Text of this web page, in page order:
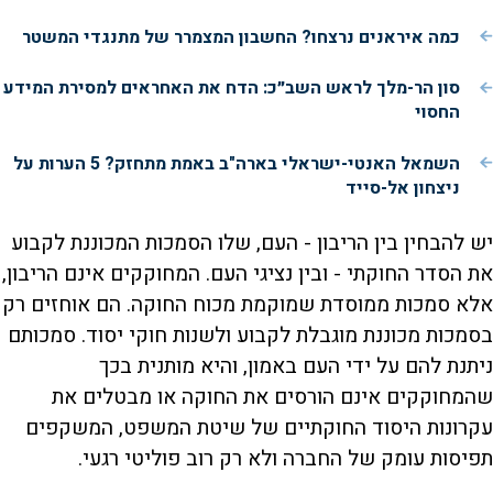
כמה איראנים נרצחו? החשבון המצמרר של מתנגדי המשטר
סון הר-מלך לראש השב״כ: הדח את האחראים למסירת המידע
החסוי
השמאל האנטי-ישראלי בארה"ב באמת מתחזק? 5 הערות על
ניצחון אל-סייד
יש להבחין בין הריבון - העם, שלו הסמכות המכוננת לקבוע
את הסדר החוקתי - ובין נציגי העם. המחוקקים אינם הריבון,
אלא סמכות ממוסדת שמוקמת מכוח החוקה. הם אוחזים רק
בסמכות מכוננת מוגבלת לקבוע ולשנות חוקי יסוד. סמכותם
ניתנת להם על ידי העם באמון, והיא מותנית בכך
שהמחוקקים אינם הורסים את החוקה או מבטלים את
עקרונות היסוד החוקתיים של שיטת המשפט, המשקפים
תפיסות עומק של החברה ולא רק רוב פוליטי רגעי.